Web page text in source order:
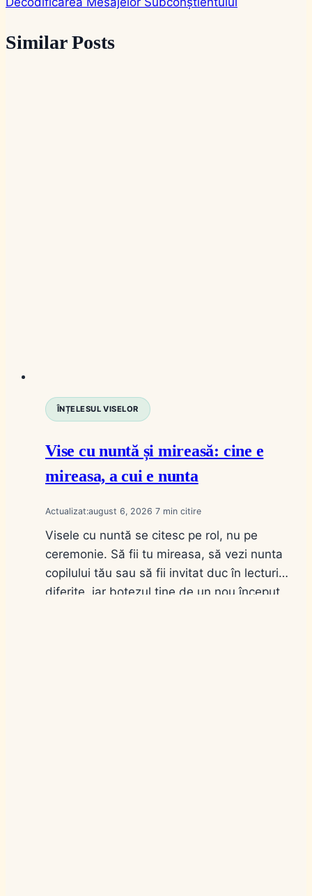
Similar Posts
ÎNȚELESUL VISELOR
Vise cu nuntă și mireasă: cine e
mireasa, a cui e nunta
Actualizat:august 6, 2026 7
Visele cu nuntă se citesc pe rol, nu pe
ceremonie. Să fii tu mireasa, să vezi nunta
copilului tău sau să fii invitat duc în lecturi
diferite, iar botezul ține de un nou început.